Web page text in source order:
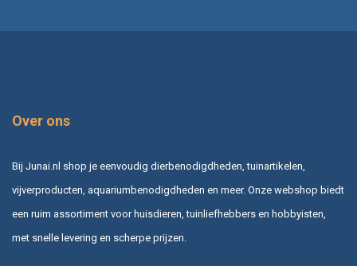
Over ons
Bij Junai.nl shop je eenvoudig dierbenodigdheden, tuinartikelen,
vijverproducten, aquariumbenodigdheden en meer. Onze webshop biedt
een ruim assortiment voor huisdieren, tuinliefhebbers en hobbyisten,
met snelle levering en scherpe prijzen.